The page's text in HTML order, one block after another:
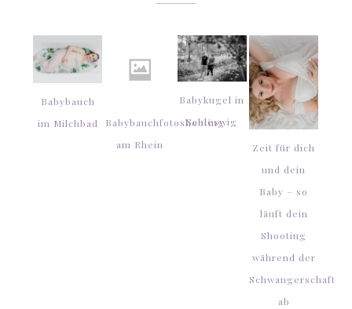
Babybauch
im Milchbad
Babybauchfotoshooting
am Rhein
Babykugel in
Schleswig
Zeit für dich
und dein
Baby – so
läuft dein
Shooting
während der
Schwangerschaft
ab